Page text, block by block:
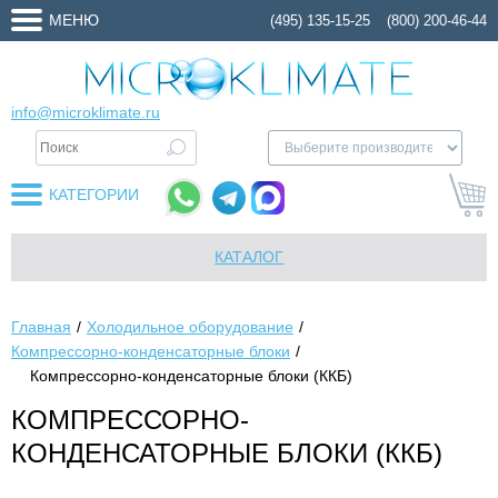
МЕНЮ (495) 135-15-25 (800) 200-46-44
info@microklimate.ru
КАТЕГОРИИ
КАТАЛОГ
Главная
Холодильное оборудование
Компрессорно-конденсаторные блоки
Компрессорно-конденсаторные блоки (ККБ)
КОМПРЕССОРНО-
КОНДЕНСАТОРНЫЕ БЛОКИ (ККБ)